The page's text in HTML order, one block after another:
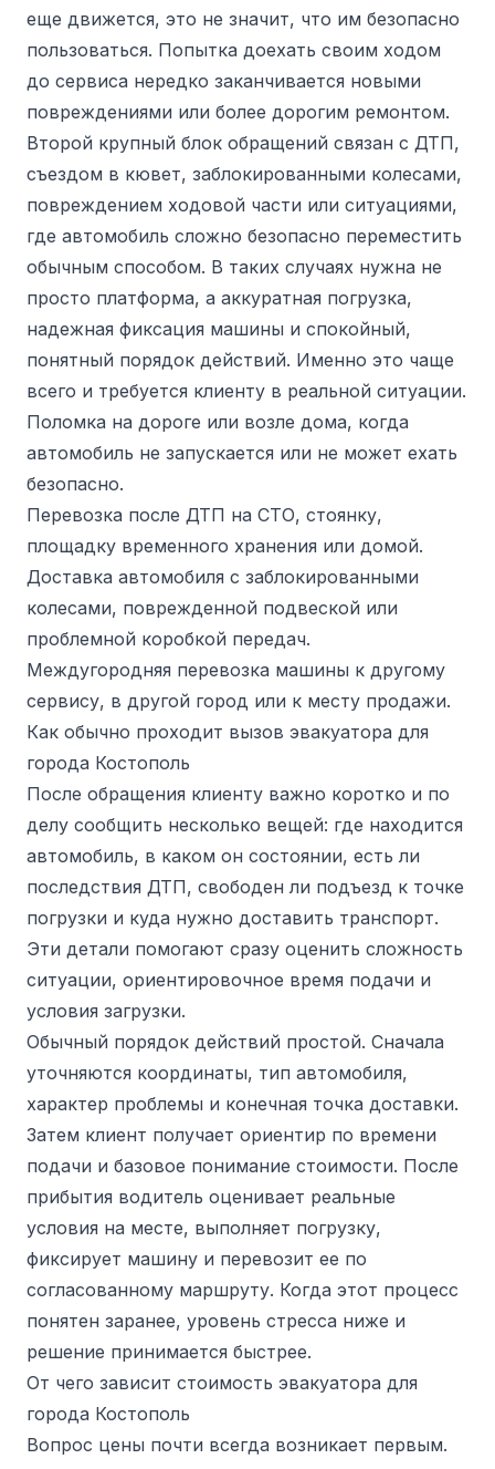
еще движется, это не значит, что им безопасно
пользоваться. Попытка доехать своим ходом
до сервиса нередко заканчивается новыми
повреждениями или более дорогим ремонтом.
Второй крупный блок обращений связан с ДТП,
съездом в кювет, заблокированными колесами,
повреждением ходовой части или ситуациями,
где автомобиль сложно безопасно переместить
обычным способом. В таких случаях нужна не
просто платформа, а аккуратная погрузка,
надежная фиксация машины и спокойный,
понятный порядок действий. Именно это чаще
всего и требуется клиенту в реальной ситуации.
Поломка на дороге или возле дома, когда
автомобиль не запускается или не может ехать
безопасно.
Перевозка после ДТП на СТО, стоянку,
площадку временного хранения или домой.
Доставка автомобиля с заблокированными
колесами, поврежденной подвеской или
проблемной коробкой передач.
Междугородняя перевозка машины к другому
сервису, в другой город или к месту продажи.
Как обычно проходит вызов эвакуатора для
города Костополь
После обращения клиенту важно коротко и по
делу сообщить несколько вещей: где находится
автомобиль, в каком он состоянии, есть ли
последствия ДТП, свободен ли подъезд к точке
погрузки и куда нужно доставить транспорт.
Эти детали помогают сразу оценить сложность
ситуации, ориентировочное время подачи и
условия загрузки.
Обычный порядок действий простой. Сначала
уточняются координаты, тип автомобиля,
характер проблемы и конечная точка доставки.
Затем клиент получает ориентир по времени
подачи и базовое понимание стоимости. После
прибытия водитель оценивает реальные
условия на месте, выполняет погрузку,
фиксирует машину и перевозит ее по
согласованному маршруту. Когда этот процесс
понятен заранее, уровень стресса ниже и
решение принимается быстрее.
От чего зависит стоимость эвакуатора для
города Костополь
Вопрос цены почти всегда возникает первым.